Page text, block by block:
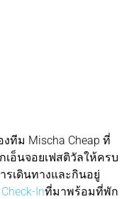
ทีม Mischa Cheap ที่
อ็นจอยเฟสติวัลให้ครบ
รเดินทางและกินอยู่
Inที่มาพร้อมที่พัก